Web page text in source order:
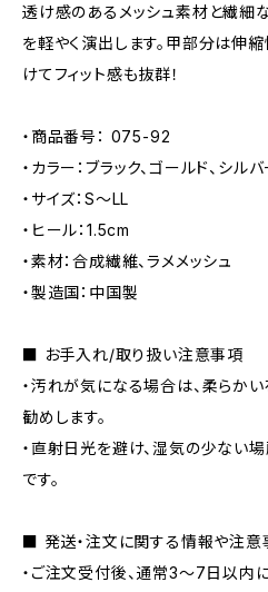
透け感のあるメッシュ素材と繊細
を軽やく演出します。甲部分は伸
けてフィット感も抜群！
・商品番号： 075-92
・カラー：ブラック、ゴールド、シルバ
・サイズ：S〜LL
・ヒール：1.5cm
・素材：合成繊維、ラメメッシュ
・製造国：中国製
■ お手入れ/取り扱い注意事項
・汚れが気になる場合は、柔らか
勧めします。
・直射日光を避け、湿気の少ない
です。
■ 発送・注文に関する情報や注意
・ご注文受付後、通常3〜7日以内